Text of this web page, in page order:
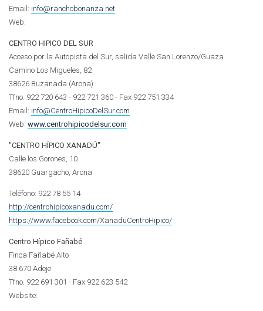
Email: info@ranchobonanza.net
Web:
CENTRO HIPICO DEL SUR
Acceso por la Autopista del Sur, salida Valle San Lorenzo/Guaza
Camino Los Migueles, 82
38626 Buzanada (Arona)
Tfno. 922 720 643 - 922 721 360 - Fax 922 751 334
Email: info@CentroHipicoDelSur.com
Web: www.centrohipicodelsur.com
"CENTRO HÍPICO XANADÚ"
Calle los Gorones, 10
38620 Guargacho, Arona
Teléfono: 922 78 55 14
http://centrohipicoxanadu.com/
https://www.facebook.com/XanaduCentroHipico/
Centro Hípico Fañabé
Finca Fañabé Alto
38 670 Adeje
Tfno. 922 691 301 - Fax 922 623 542
Website: